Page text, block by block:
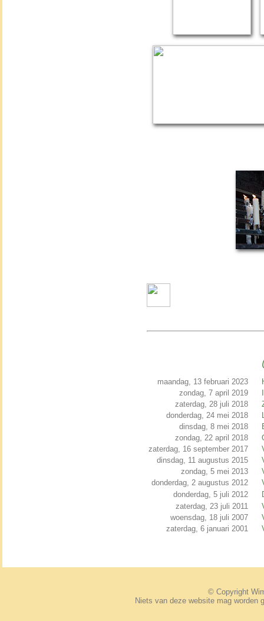
maandag, 13 februari 2023
zondag, 7 april 2019
zaterdag, 28 juli 2018
donderdag, 24 mei 2018
dinsdag, 8 mei 2018
zondag, 22 april 2018
zaterdag, 16 september 2017
dinsdag, 11 augustus 2015
zondag, 5 mei 2013
donderdag, 2 augustus 2012
donderdag, 5 juli 2012
zaterdag, 23 juli 2011
woensdag, 18 juli 2007
zaterdag, 6 januari 2001
© Copyright
Niets van deze website mag worden